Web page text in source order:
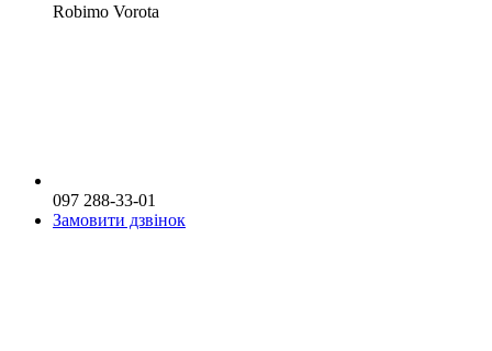
Robimo Vorota
097 288-33-01
Замовити дзвінок